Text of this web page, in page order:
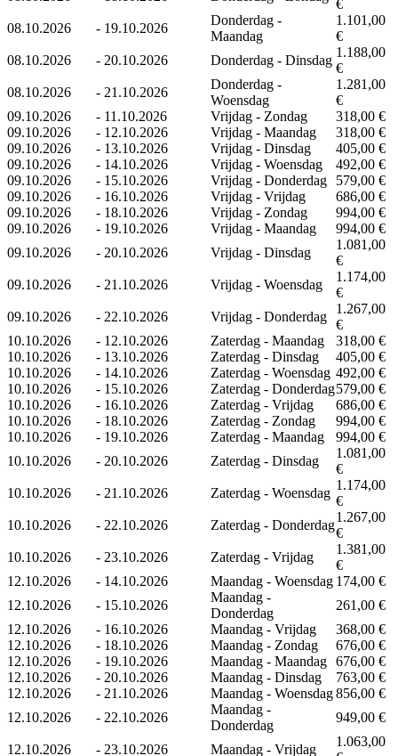
€
08.10.2026
- 19.10.2026
Donderdag -
Maandag
1.101,00
€
08.10.2026
- 20.10.2026 Donderdag - Dinsdag
1.188,00
€
08.10.2026
- 21.10.2026
Donderdag -
Woensdag
1.281,00
€
09.10.2026
- 11.10.2026 Vrijdag - Zondag
318,00 €
09.10.2026
- 12.10.2026 Vrijdag - Maandag
318,00 €
09.10.2026
- 13.10.2026 Vrijdag - Dinsdag
405,00 €
09.10.2026
- 14.10.2026 Vrijdag - Woensdag
492,00 €
09.10.2026
- 15.10.2026 Vrijdag - Donderdag
579,00 €
09.10.2026
- 16.10.2026 Vrijdag - Vrijdag
686,00 €
09.10.2026
- 18.10.2026 Vrijdag - Zondag
994,00 €
09.10.2026
- 19.10.2026 Vrijdag - Maandag
994,00 €
09.10.2026
- 20.10.2026 Vrijdag - Dinsdag
1.081,00
€
09.10.2026
- 21.10.2026 Vrijdag - Woensdag
1.174,00
€
09.10.2026
- 22.10.2026 Vrijdag - Donderdag
1.267,00
€
10.10.2026
- 12.10.2026 Zaterdag - Maandag
318,00 €
10.10.2026
- 13.10.2026 Zaterdag - Dinsdag
405,00 €
10.10.2026
- 14.10.2026 Zaterdag - Woensdag 492,00 €
10.10.2026
- 15.10.2026 Zaterdag - Donderdag579,00 €
10.10.2026
- 16.10.2026 Zaterdag - Vrijdag
686,00 €
10.10.2026
- 18.10.2026 Zaterdag - Zondag
994,00 €
10.10.2026
- 19.10.2026 Zaterdag - Maandag
994,00 €
10.10.2026
- 20.10.2026 Zaterdag - Dinsdag
1.081,00
€
10.10.2026
- 21.10.2026 Zaterdag - Woensdag
1.174,00
€
10.10.2026
- 22.10.2026 Zaterdag - Donderdag
1.267,00
€
10.10.2026
- 23.10.2026 Zaterdag - Vrijdag
1.381,00
€
12.10.2026
- 14.10.2026 Maandag - Woensdag 174,00 €
12.10.2026
- 15.10.2026
Maandag -
Donderdag
261,00 €
12.10.2026
- 16.10.2026 Maandag - Vrijdag
368,00 €
12.10.2026
- 18.10.2026 Maandag - Zondag
676,00 €
12.10.2026
- 19.10.2026 Maandag - Maandag 676,00 €
12.10.2026
- 20.10.2026 Maandag - Dinsdag
763,00 €
12.10.2026
- 21.10.2026 Maandag - Woensdag856,00 €
12.10.2026
- 22.10.2026
Maandag -
Donderdag
949,00 €
12.10.2026 - 23.10.2026 Maandag - Vrijdag
1.063,00